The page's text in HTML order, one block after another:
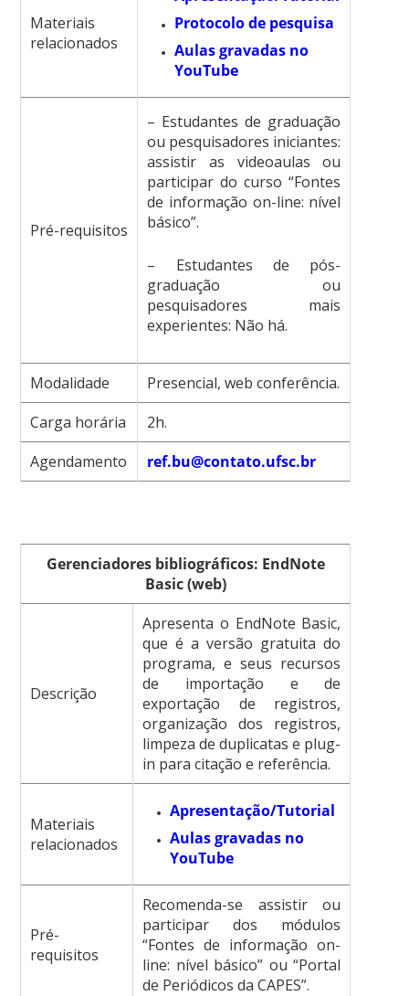
Materiais
relacionados
Protocolo de pesquisa
Aulas gravadas no
YouTube
Pré-requisitos
– Estudantes de graduação
ou pesquisadores iniciantes:
assistir as videoaulas ou
participar do curso “Fontes
de informação on-line: nível
básico”.
– Estudantes de pós-
graduação ou
pesquisadores mais
experientes: Não há.
Modalidade
Presencial, web conferência.
Carga horária
2h.
Agendamento
ref.bu@contato.ufsc.br
Gerenciadores bibliográficos: EndNote
Basic (web)
Descrição
Apresenta o EndNote Basic,
que é a versão gratuita do
programa, e seus recursos
de importação e de
exportação de registros,
organização dos registros,
limpeza de duplicatas e plug-
in para citação e referência.
Materiais
relacionados
Apresentação/Tutorial
Aulas gravadas no
YouTube
Pré-
requisitos
Recomenda-se assistir ou
participar dos módulos
“Fontes de informação on-
line: nível básico” ou “Portal
de Periódicos da CAPES”.